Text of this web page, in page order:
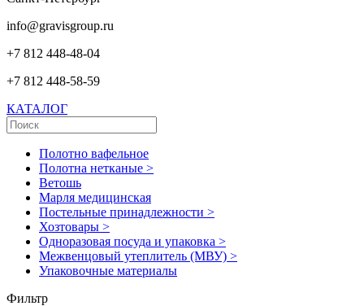
info@gravisgroup.ru
+7 812 448-48-04
+7 812 448-58-59
КАТАЛОГ
Полотно вафельное
Полотна нетканые >
Ветошь
Марля медицинская
Постельные принадлежности >
Хозтовары >
Одноразовая посуда и упаковка >
Межвенцовый утеплитель (МВУ) >
Упаковочные материалы
Фильтр